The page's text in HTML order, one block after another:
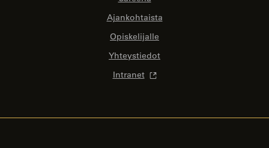
Ajankohtaista
Opiskelijalle
Yhteystiedot
Intranet